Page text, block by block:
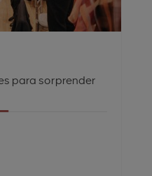
para sorprender